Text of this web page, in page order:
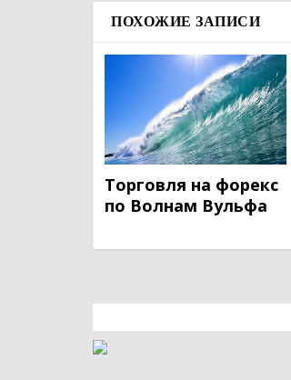
ПОХОЖИЕ ЗАПИСИ
Торговля на форекс
по Волнам Вульфа